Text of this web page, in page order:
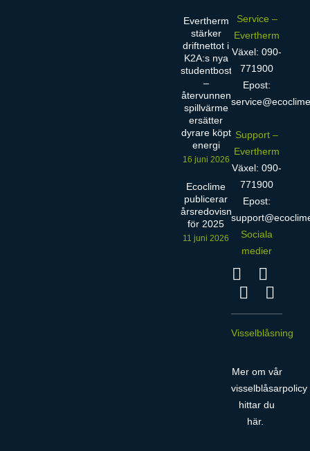
Evertherm
stärker
driftnettot i
K2A:s nya
studentbostäder
–
återvunnen
spillvärme
ersätter
dyrare köpt
energi
16 juni 2026
Ecoclime
publicerar
årsredovisning
för 2025
11 juni 2026
Service –
Evertherm
Växel: 090-
771900
Epost:
Support –
Evertherm
Växel: 090-
771900
Epost:
Sociala
medier
Visselblåsning
Mer om vår
visselblåsarpolicy
hittar du
här.